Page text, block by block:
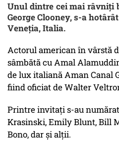
Unul dintre cei mai râvniți
George Clooney, s-a
Veneția, Italia.
Actorul american în vârstă
sâmbătă cu Amal
de lux italiană Aman Canal
fiind oficiat de Walter
Printre invitați s-au
Krasinski, Emily Blunt, Bill
Bono, dar și alții.